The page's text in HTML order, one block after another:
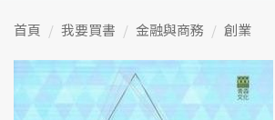
首頁 我要買書 金融與商務 創業